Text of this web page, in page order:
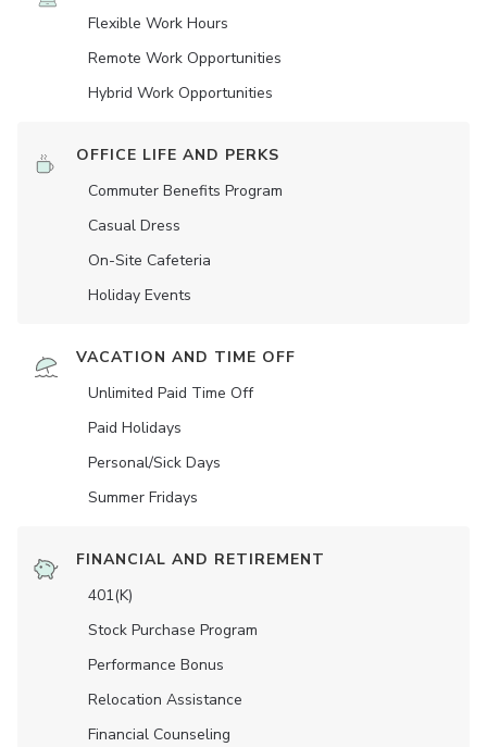
Flexible Work Hours
Remote Work Opportunities
Hybrid Work Opportunities
OFFICE LIFE AND PERKS
Commuter Benefits Program
Casual Dress
On-Site Cafeteria
Holiday Events
VACATION AND TIME OFF
Unlimited Paid Time Off
Paid Holidays
Personal/Sick Days
Summer Fridays
FINANCIAL AND RETIREMENT
401(K)
Stock Purchase Program
Performance Bonus
Relocation Assistance
Financial Counseling